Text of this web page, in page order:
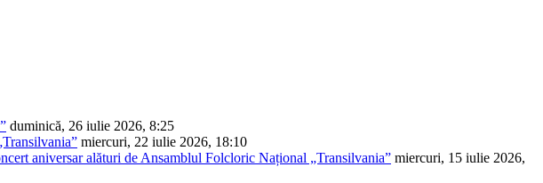
duminică, 26 iulie 2026, 8:25
miercuri, 22 iulie 2026, 18:10
aniversar alături de Ansamblul Folcloric Național „Transilvania” miercuri, 15 iulie 2026,